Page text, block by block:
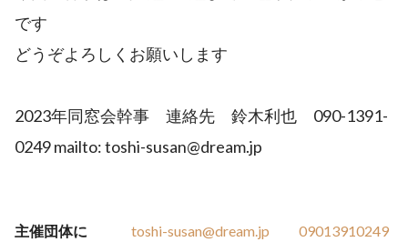
です
どうぞよろしくお願いします
2023年同窓会幹事 連絡先 鈴木利也 090-1391-
0249 mailto: toshi-susan@dream.jp
主催団体に
toshi-susan@dream.jp 09013910249